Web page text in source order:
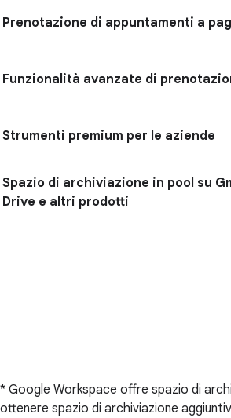
Prenotazione di appuntamenti a
Funzionalità avanzate di
Strumenti premium per le aziende
Spazio di archiviazione in pool su
Drive e altri prodotti
* Google Workspace offre spazio di
ottenere spazio di archiviazione